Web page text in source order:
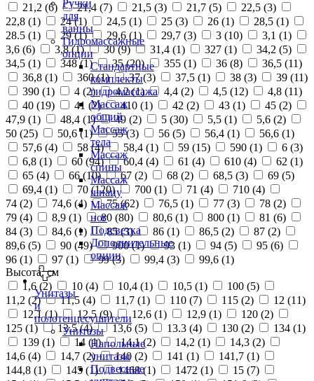
Ручки
для
ванны
Гидромассажные
опции
Стандартные
комплекты
гидромассажа
Массаж
общий
Массаж
тела
Массаж
спины
Массаж
шиацу
Массаж
ног
Подсветка
Дополнительные
опции
Унитазы
и
полотенцесушители
Унитазы
Напольные
унитазы
Подвесные
21,2 (6) 21,4 (7) 21,5 (3) 21,7 (5) 22,5 (3)
22,8 (1) 24 (1) 24,5 (1) 25 (3) 26 (1) 28,5 (1)
28.5 (1) 29 (1) 29,6 (1) 29,7 (3) 3 (10) 3,1 (1)
3,6 (6) 3,8 (1) 30 (9) 31,4 (1) 327 (1) 34,2 (5)
34,5 (1) 348 (1) 35 (20) 355 (1) 36 (8) 36,5 (11)
36,8 (1) 360 (1) 37 (3) 37,5 (1) 38 (3) 39 (11)
390 (1) 4 (2) 4,2 (1) 4,4 (2) 4,5 (12) 4,8 (11)
40 (19) 41 (2) 410 (1) 42 (2) 43 (1) 45 (2)
47,9 (1) 48,4 (1) 49 (2) 5 (30) 5,5 (1) 5,6 (2)
50 (25) 50,6 (1) 55 (3) 56 (5) 56,4 (1) 56,6 (1)
57,6 (4) 58 (4) 58,4 (1) 59 (15) 590 (1) 6 (3)
6,8 (1) 60 (94) 60,4 (4) 61 (4) 610 (4) 62 (1)
65 (4) 66 (10) 67 (2) 68 (2) 68,5 (3) 69 (5)
69,4 (1) 70 (120) 700 (1) 71 (4) 710 (4)
74 (2) 74,6 (4) 75 (62) 76,5 (1) 77 (3) 78 (2)
79 (4) 8,9 (1) 80 (80) 80,6 (1) 800 (1) 81 (6)
84 (3) 84,6 (1) 85 (3) 86 (1) 86,5 (2) 87 (2)
89,6 (5) 90 (49) 900 (1) 93 (1) 94 (5) 95 (6)
96 (1) 97 (1) 99 (3) 99,4 (3) 99,6 (1)
Высота, см
1,6 (2) 10 (4) 10,4 (1) 10,5 (1) 100 (5)
11,2 (2) 11,5 (4) 11,7 (1) 110 (7) 115 (2) 12 (11)
12,1 (1) 12,5 (9) 12,6 (1) 12,9 (1) 120 (2)
125 (1) 13,5 (4) 13,6 (5) 13.3 (4) 130 (2) 134 (1)
139 (1) 14 (1) 14,1 (2) 14,2 (1) 14,3 (2)
14,6 (4) 14,7 (2) 140 (2) 141 (1) 141,7 (1)
144,8 (1) 145 (1) 1468 (1) 1472 (1) 15 (7)